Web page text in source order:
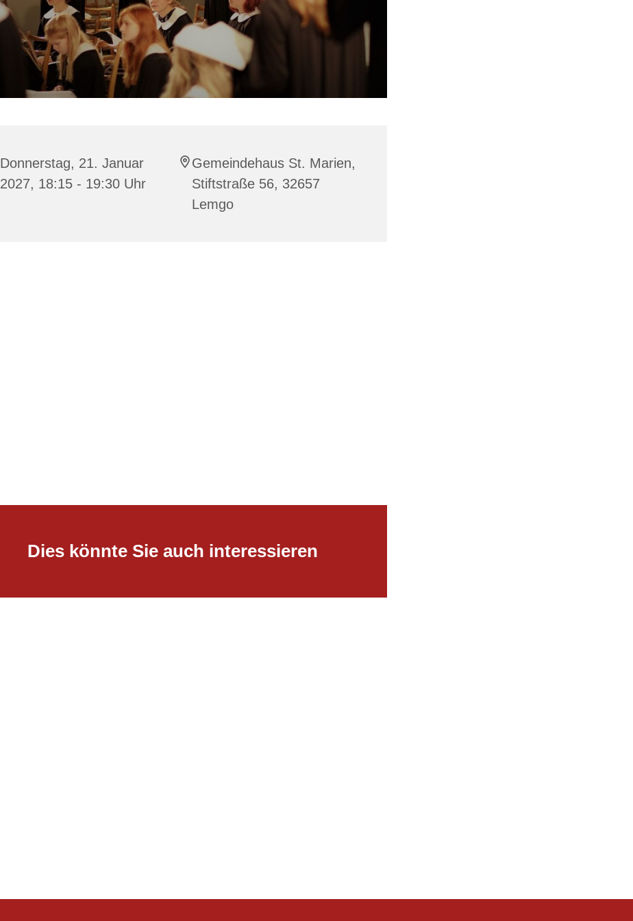
Donnerstag, 21. Januar
2027, 18:15 - 19:30 Uhr
Gemeindehaus St. Marien,
Stiftstraße 56, 32657
Lemgo
Dies könnte Sie auch interessieren